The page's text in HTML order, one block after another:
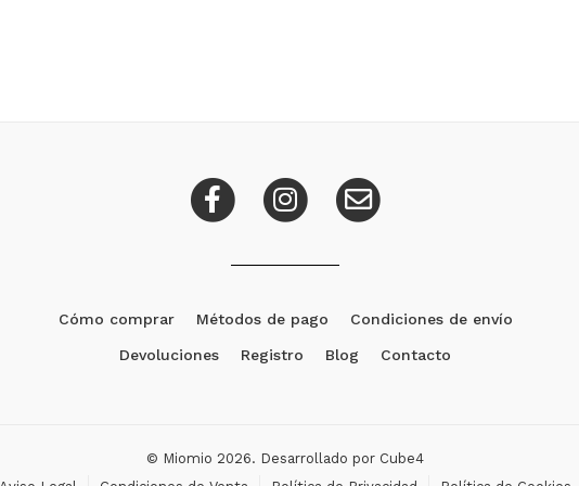
Cómo comprar Métodos de pago Condiciones de envío
Devoluciones Registro Blog Contacto
© Miomio 2026. Desarrollado por Cube4